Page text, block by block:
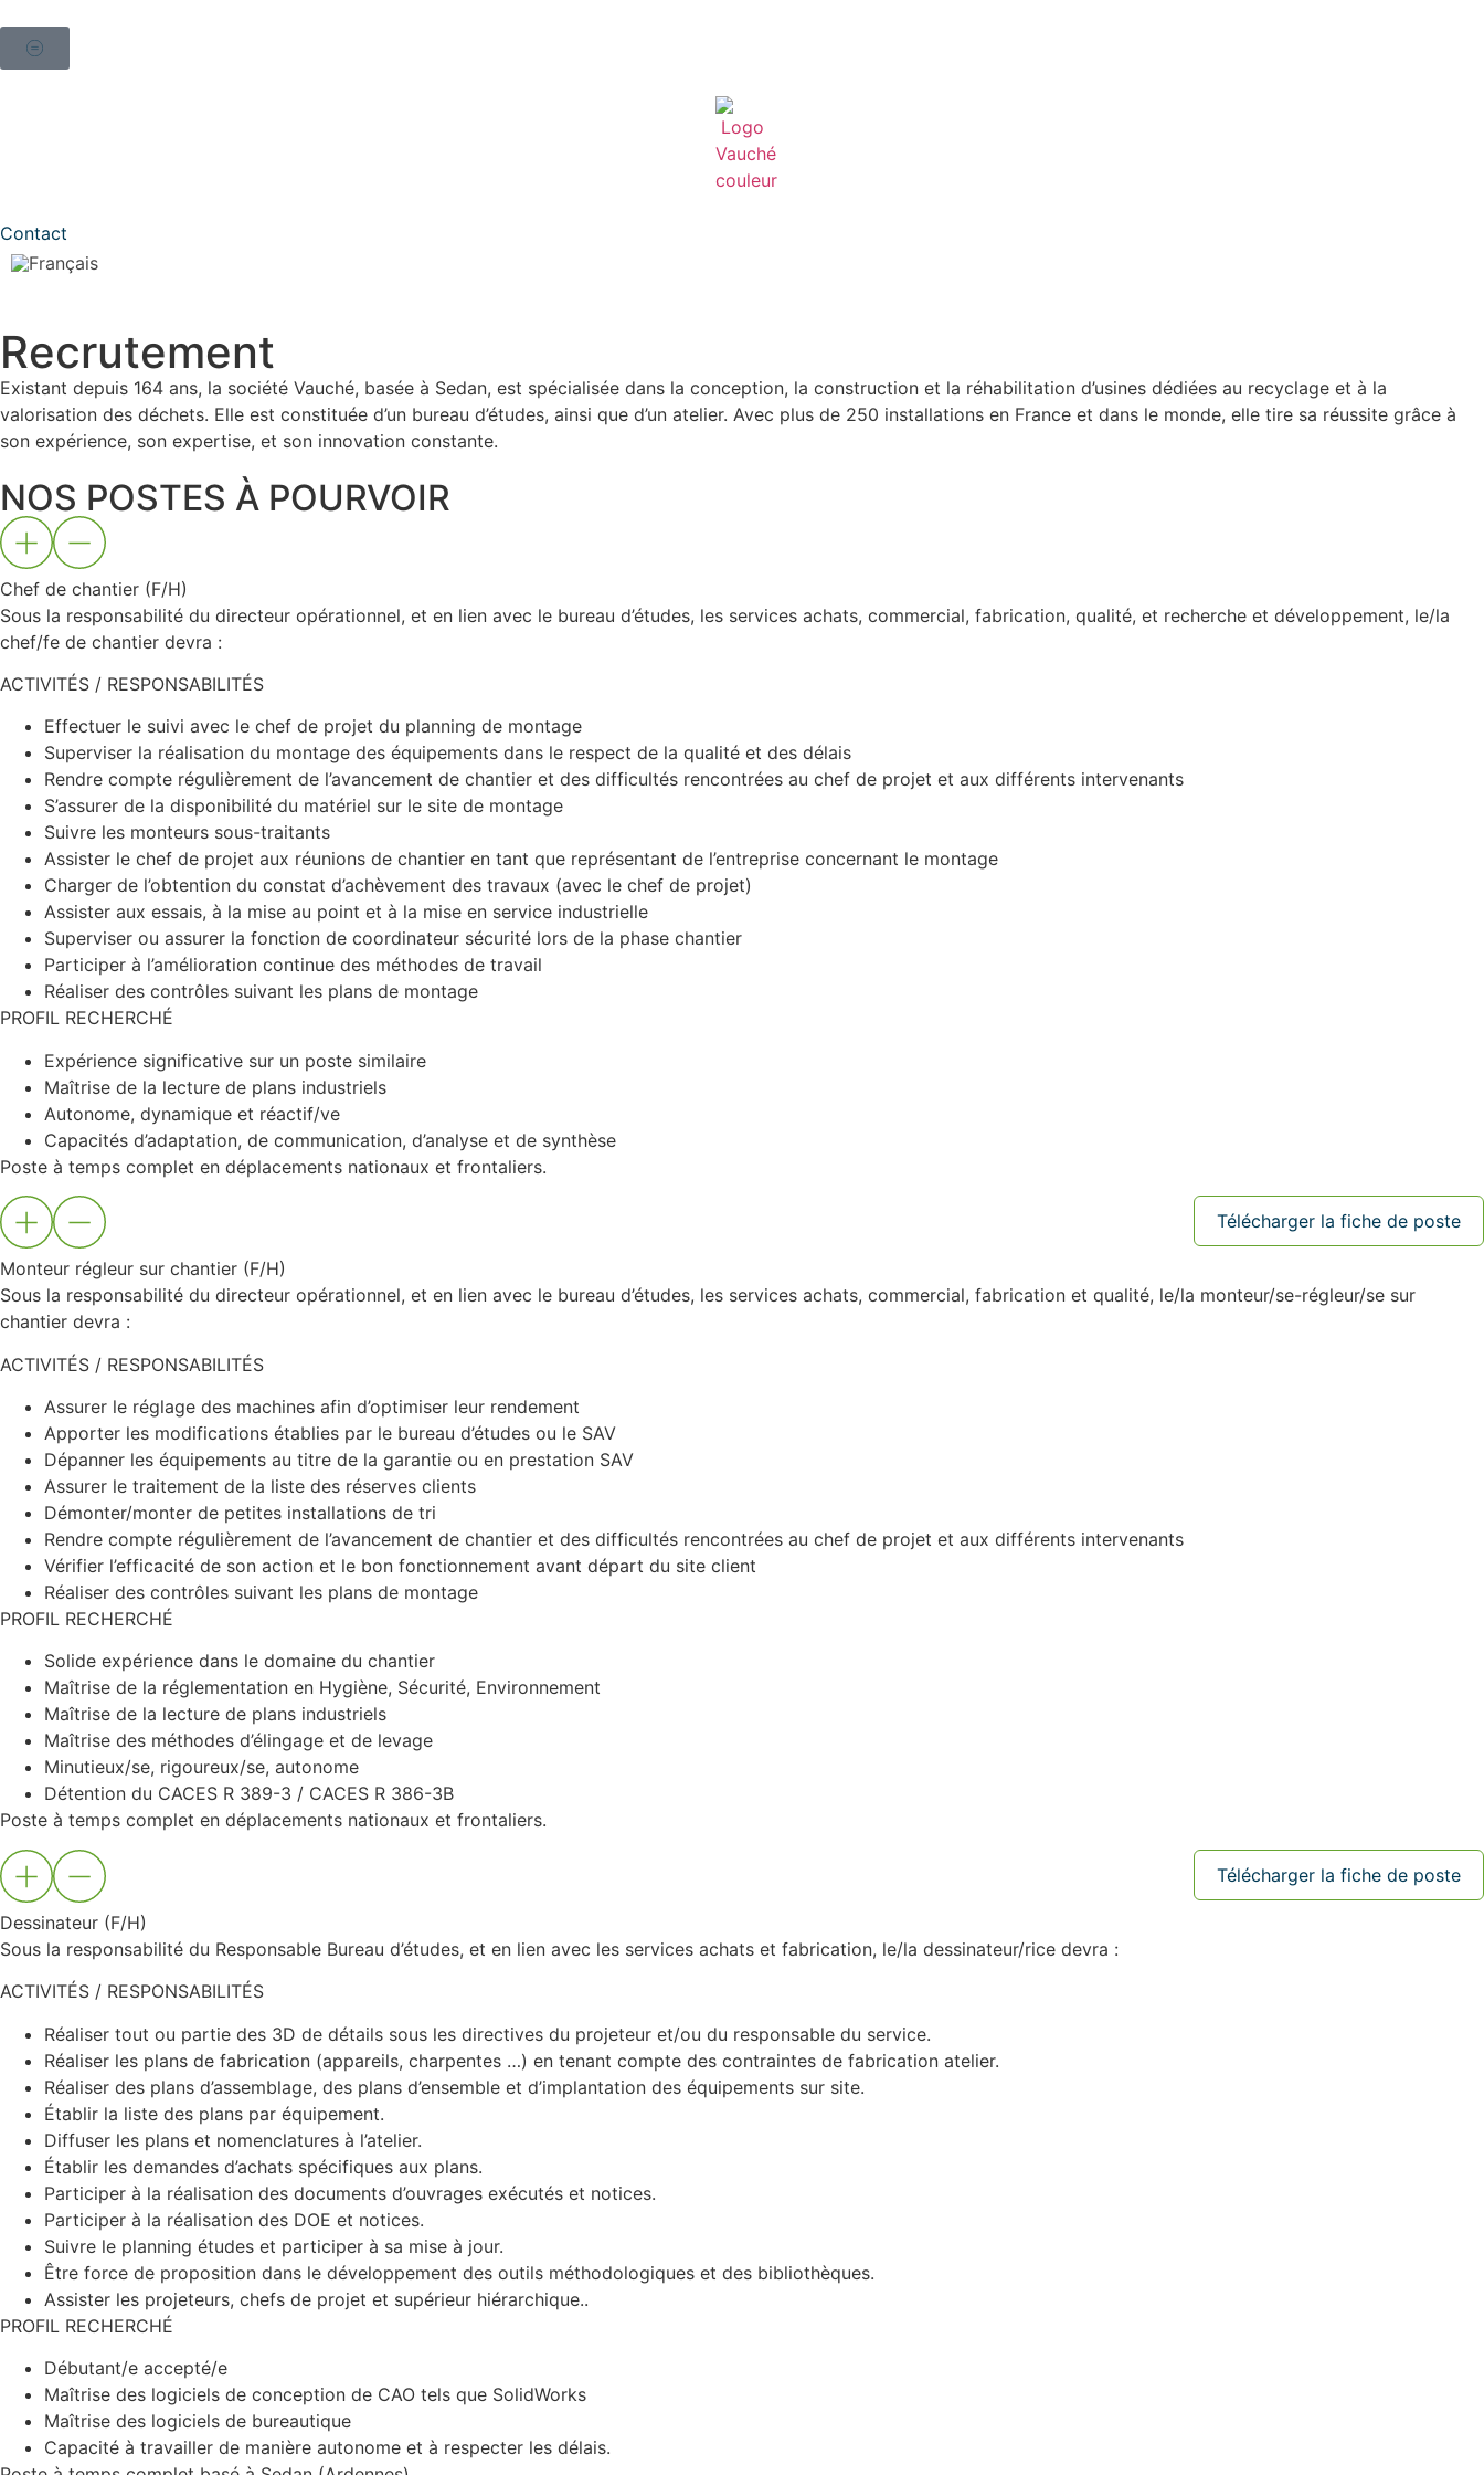
Contact
Recrutement
Existant depuis 164 ans, la société Vauché, basée à Sedan, est spécialisée dans la conception, la construction et la réhabilitation d’usines dédiées au recyclage et à la
valorisation des déchets. Elle est constituée d’un bureau d’études, ainsi que d’un atelier. Avec plus de 250 installations en France et dans le monde, elle tire sa réussite grâce à
son expérience, son expertise, et son innovation constante.
NOS POSTES À POURVOIR
Chef de chantier (F/H)
Sous la responsabilité du directeur opérationnel, et en lien avec le bureau d’études, les services achats, commercial, fabrication, qualité, et recherche et développement, le/la
chef/fe de chantier devra :
ACTIVITÉS / RESPONSABILITÉS
Effectuer le suivi avec le chef de projet du planning de montage
Superviser la réalisation du montage des équipements dans le respect de la qualité et des délais
Rendre compte régulièrement de l’avancement de chantier et des difficultés rencontrées au chef de projet et aux différents intervenants
S’assurer de la disponibilité du matériel sur le site de montage
Suivre les monteurs sous-traitants
Assister le chef de projet aux réunions de chantier en tant que représentant de l’entreprise concernant le montage
Charger de l’obtention du constat d’achèvement des travaux (avec le chef de projet)
Assister aux essais, à la mise au point et à la mise en service industrielle
Superviser ou assurer la fonction de coordinateur sécurité lors de la phase chantier
Participer à l’amélioration continue des méthodes de travail
Réaliser des contrôles suivant les plans de montage
PROFIL RECHERCHÉ
Expérience significative sur un poste similaire
Maîtrise de la lecture de plans industriels
Autonome, dynamique et réactif/ve
Capacités d’adaptation, de communication, d’analyse et de synthèse
Poste à temps complet en déplacements nationaux et frontaliers.
Télécharger la fiche de poste
Monteur régleur sur chantier (F/H)
Sous la responsabilité du directeur opérationnel, et en lien avec le bureau d’études, les services achats, commercial, fabrication et qualité, le/la monteur/se-régleur/se sur
chantier devra :
ACTIVITÉS / RESPONSABILITÉS
Assurer le réglage des machines afin d’optimiser leur rendement
Apporter les modifications établies par le bureau d’études ou le SAV
Dépanner les équipements au titre de la garantie ou en prestation SAV
Assurer le traitement de la liste des réserves clients
Démonter/monter de petites installations de tri
Rendre compte régulièrement de l’avancement de chantier et des difficultés rencontrées au chef de projet et aux différents intervenants
Vérifier l’efficacité de son action et le bon fonctionnement avant départ du site client
Réaliser des contrôles suivant les plans de montage
PROFIL RECHERCHÉ
Solide expérience dans le domaine du chantier
Maîtrise de la réglementation en Hygiène, Sécurité, Environnement
Maîtrise de la lecture de plans industriels
Maîtrise des méthodes d’élingage et de levage
Minutieux/se, rigoureux/se, autonome
Détention du CACES R 389-3 / CACES R 386-3B
Poste à temps complet en déplacements nationaux et frontaliers.
Télécharger la fiche de poste
Dessinateur (F/H)
Sous la responsabilité du Responsable Bureau d’études, et en lien avec les services achats et fabrication, le/la dessinateur/rice devra :
ACTIVITÉS / RESPONSABILITÉS
Réaliser tout ou partie des 3D de détails sous les directives du projeteur et/ou du responsable du service.
Réaliser les plans de fabrication (appareils, charpentes …) en tenant compte des contraintes de fabrication atelier.
Réaliser des plans d’assemblage, des plans d’ensemble et d’implantation des équipements sur site.
Établir la liste des plans par équipement.
Diffuser les plans et nomenclatures à l’atelier.
Établir les demandes d’achats spécifiques aux plans.
Participer à la réalisation des documents d’ouvrages exécutés et notices.
Participer à la réalisation des DOE et notices.
Suivre le planning études et participer à sa mise à jour.
Être force de proposition dans le développement des outils méthodologiques et des bibliothèques.
Assister les projeteurs, chefs de projet et supérieur hiérarchique..
PROFIL RECHERCHÉ
Débutant/e accepté/e
Maîtrise des logiciels de conception de CAO tels que SolidWorks
Maîtrise des logiciels de bureautique
Capacité à travailler de manière autonome et à respecter les délais.